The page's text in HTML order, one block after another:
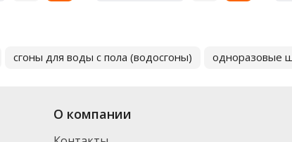
сгоны для воды с пола (водосгоны) одноразовые
О компании